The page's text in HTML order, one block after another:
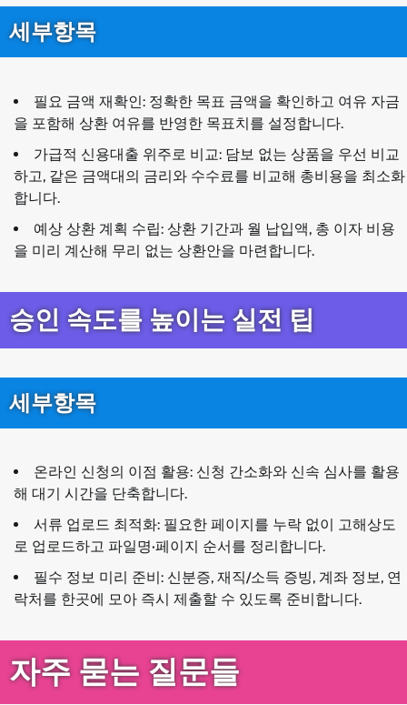
세부항목
필요 금액 재확인: 정확한 목표 금액을 확인하고 여유 자금
을 포함해 상환 여유를 반영한 목표치를 설정합니다.
가급적 신용대출 위주로 비교: 담보 없는 상품을 우선 비교
하고, 같은 금액대의 금리와 수수료를 비교해 총비용을 최소화
합니다.
예상 상환 계획 수립: 상환 기간과 월 납입액, 총 이자 비용
을 미리 계산해 무리 없는 상환안을 마련합니다.
승인 속도를 높이는 실전 팁
세부항목
온라인 신청의 이점 활용: 신청 간소화와 신속 심사를 활용
해 대기 시간을 단축합니다.
서류 업로드 최적화: 필요한 페이지를 누락 없이 고해상도
로 업로드하고 파일명·페이지 순서를 정리합니다.
필수 정보 미리 준비: 신분증, 재직/소득 증빙, 계좌 정보, 연
락처를 한곳에 모아 즉시 제출할 수 있도록 준비합니다.
자주 묻는 질문들